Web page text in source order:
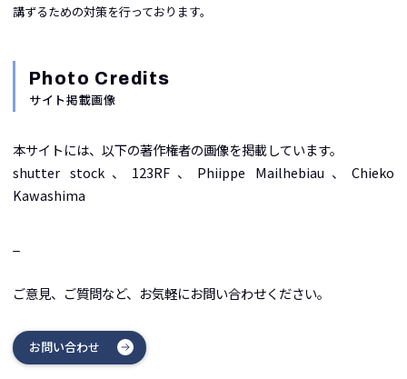
講ずるための対策を行っております。
Photo Credits
サイト掲載画像
本サイトには、以下の著作権者の画像を掲載しています。
shutter stock、123RF、Phiippe Mailhebiau、Chieko
Kawashima
ご意見、ご質問など、お気軽にお問い合わせください。
お問い合わせ